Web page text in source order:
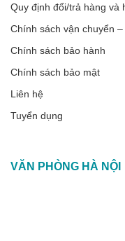
Quy định đổi/trả hàng và
Chính sách vận chuyển
Chính sách bảo hành
Chính sách bảo mật
Liên hệ
Tuyển dụng
VĂN PHÒNG HÀ NỘI